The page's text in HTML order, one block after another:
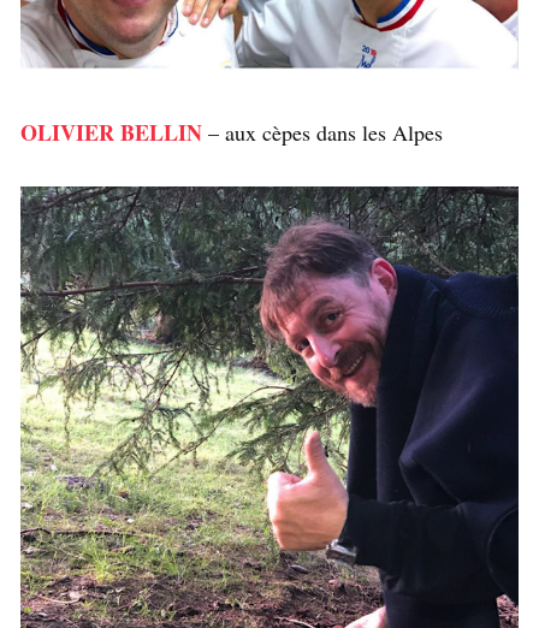
OLIVIER BELLIN – aux cèpes dans les Alpes